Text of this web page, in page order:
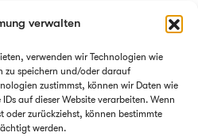
verwalten
verwenden wir Technologien wie
zu speichern und/oder darauf
zustimmst, können wir Daten wie
auf dieser Website verarbeiten. Wenn
zurückziehst, können bestimmte
werden.
(Energieeffizienzklasse H
steuerlichen
dem pauschalierten
BewG stur nach